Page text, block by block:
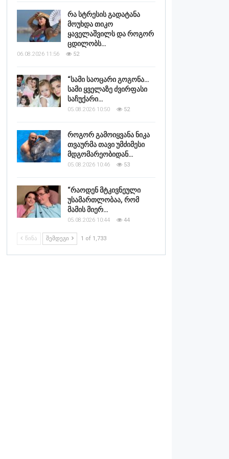
რა სტრესის გადატანა
მოუხდა თიკო
ყაველაშვილს და როგორ
ცდილობს…
06.08.2026 11:56 52
“სამი საოცარი გოგონა…
სამი ყველაზე ძვირფასი
საჩუქარი…
05.08.2026 10:50 52
როგორ გამოიყვანა ნიკა
თვაურმა თავი უმძიმესი
მდგომარეობიდან…
05.08.2026 10:46 53
“რაოდენ მტკივნეული
უსამართლობაა, რომ
მამის მიერ…
05.08.2026 10:44 44
ᲬᲘᲜᲐ ᲨᲔᲛᲓᲔᲒᲘ 1 of 1,733